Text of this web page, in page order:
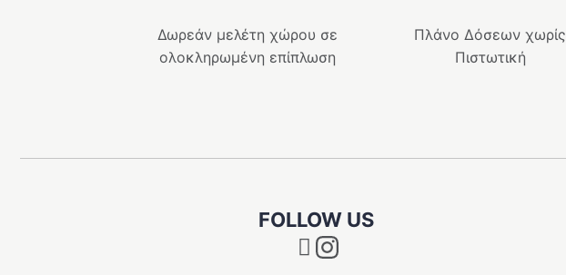
Δωρεάν μελέτη χώρου σε
ολοκληρωμένη επίπλωση
Πλάνο Δόσεων χωρίς
Πιστωτική
FOLLOW US
Instagram